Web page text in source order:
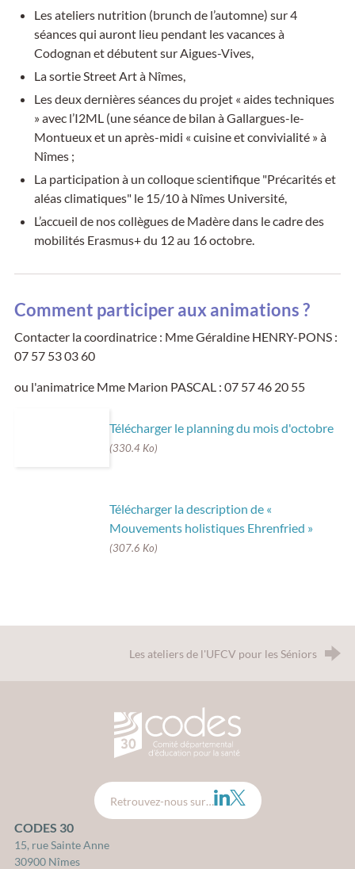
Les ateliers nutrition (brunch de l’automne) sur 4
séances qui auront lieu pendant les vacances à
Codognan et débutent sur Aigues-Vives,
La sortie Street Art à Nîmes,
Les deux dernières séances du projet « aides techniques
» avec l’I2ML (une séance de bilan à Gallargues-le-
Montueux et un après-midi « cuisine et convivialité » à
Nîmes ;
La participation à un colloque scientifique "Précarités et
aléas climatiques" le 15/10 à Nîmes Université,
L’accueil de nos collègues de Madère dans le cadre des
mobilités Erasmus+ du 12 au 16 octobre.
Comment participer aux animations ?
Contacter la coordinatrice : Mme Géraldine HENRY-PONS :
07 57 53 03 60
ou l'animatrice Mme Marion PASCAL : 07 57 46 20 55
Télécharger le planning du mois d'octobre
(330.4 Ko)
Télécharger la description de «
Mouvements holistiques Ehrenfried »
(307.6 Ko)
Les ateliers de l'UFCV pour les Séniors
CODES 30 - Comité
Retrouvez-nous sur… LinkedIn
Twitter
CODES 30
15, rue Sainte Anne
30900 Nîmes